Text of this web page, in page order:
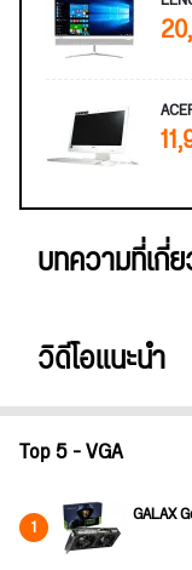
บทความที่เกี่
วิดีโอแนะนำ
Top 5 - VGA
1 GALAX